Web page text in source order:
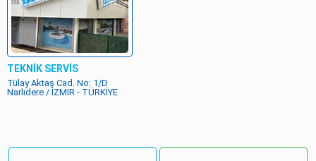
TEKNİK SERVİS
Tülay Aktaş Cad. No: 1/D
Narlıdere / İZMİR - TÜRKİYE